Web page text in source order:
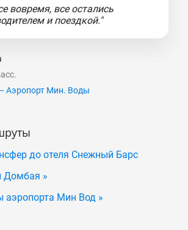
вовремя, все остались
и поездкой."
Аэропорт Мин. Воды
до отеля Снежный Барс
Домбая »
аэропорта Мин Вод »